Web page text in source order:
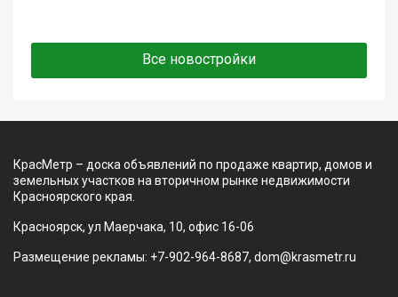
Все новостройки
КрасМетр – доска объявлений по продаже квартир, домов и
земельных участков на вторичном рынке недвижимости
Красноярского края.
Красноярск, ул Маерчака, 10, офис 16-06
Размещение рекламы: +7-902-964-8687, dom@krasmetr.ru